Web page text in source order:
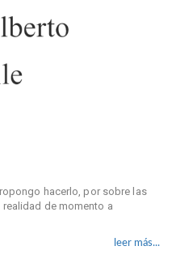
hacerlo, por sobre las
de momento a
leer más...